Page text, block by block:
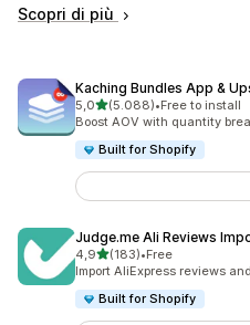
Scopri di più
Kaching Bundles App &
5,0stelle su 5
(5.088)
5088 recensioni totali
•Free to install
Boost AOV with quantity
Built for Shopify
Judge.me Ali Reviews
4,9stelle su 5
(183)
183 recensioni totali
•Free
Import AliExpress reviews
Built for Shopify